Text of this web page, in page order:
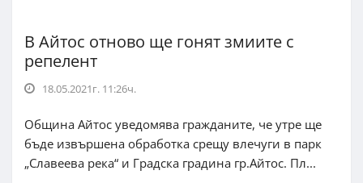
В Айтос отново ще гонят змиите с
репелент
18.05.2021г. 11:26ч.
Община Айтос уведомява гражданите, че утре ще
бъде извършена обработка срещу влечуги в парк
„Славеева река“ и Градска градина гр.Айтос. Пл...